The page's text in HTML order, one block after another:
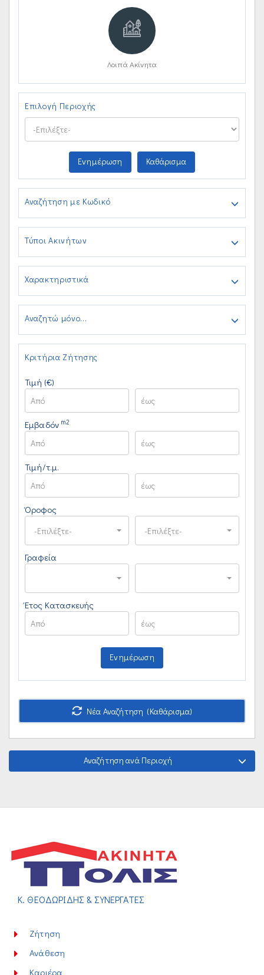
Λοιπά Ακίνητα
Επιλογή Περιοχής
Ενημέρωση Καθάρισμα
Αναζήτηση με Κωδικό
Τύποι Ακινήτων
Χαρακτηριστικά
Αναζητώ μόνο...
Κριτήρια Ζήτησης
Τιμή (€)
Εμβαδόν m2
Τιμή/τ.μ.
Όροφος
-Επιλέξτε- -Επιλέξτε-
Γραφεία
Έτος Κατασκευής
Ενημέρωση
Νέα Αναζήτηση (Καθάρισμα)
Αναζήτηση ανά Περιοχή
Κ. ΘΕΟΔΩΡΙΔΗΣ & ΣΥΝΕΡΓΑΤΕΣ
Ζήτηση
Ανάθεση
Καριέρα